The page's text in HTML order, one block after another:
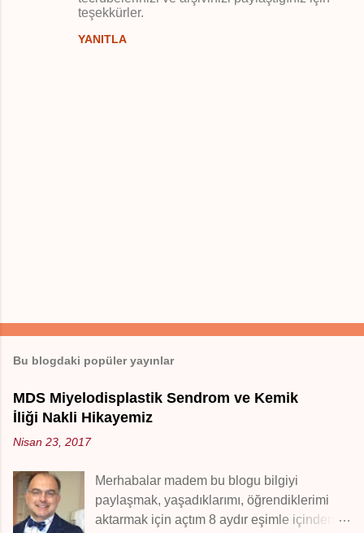
teşekkürler.
YANITLA
u
G
ö
n
e
Bu blogdaki popüler yayınlar
MDS Miyelodisplastik Sendrom ve Kemik
İliği Nakli Hikayemiz
Nisan 23, 2017
Merhabalar madem bu blogu bilgiyi
paylaşmak, yaşadıklarımı, öğrendiklerimi
aktarmak için açtım 8 aydır eşimle içinden